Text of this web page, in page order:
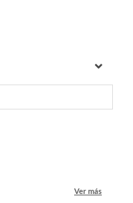
Ver más